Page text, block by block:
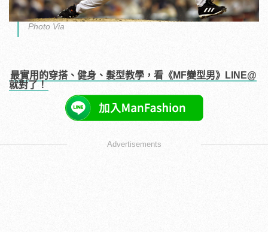
Photo Via
最實用的穿搭、健身、髮型教學，看《MF變型男》LINE@
就對了！
Advertisements